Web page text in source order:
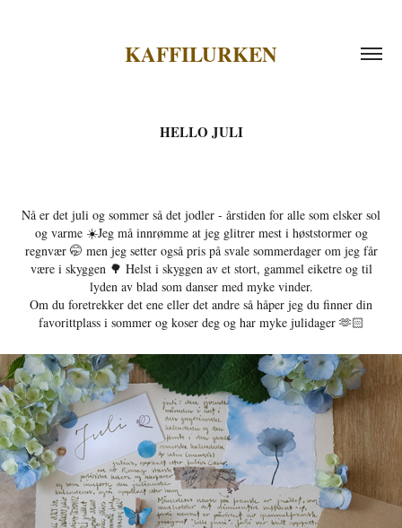
KAFFILURKEN
HELLO JULI
Nå er det juli og sommer så det jodler - årstiden for alle som elsker sol
og varme ☀️Jeg må innrømme at jeg glitrer mest i høststormer og
regnvær 🤭 men jeg setter også pris på svale sommerdager om jeg får
være i skyggen 🌳 Helst i skyggen av et stort, gammel eiketre og til
lyden av blad som danser med myke vinder.
Om du foretrekker det ene eller det andre så håper jeg du finner din
favorittplass i sommer og koser deg og har myke julidager 🫶🏻